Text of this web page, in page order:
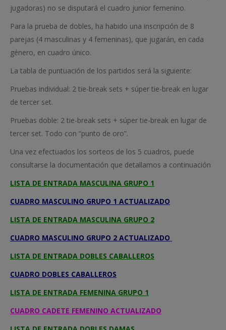
jugadoras) no se disputará el cuadro junior femenino.
Para la prueba de dobles, ha habido una inscripción de 8
parejas (4 masculinas y 4 femeninas), que jugarán, en cada
género, en cuadro único.
La tabla de puntuación de los partidos será la siguiente:
Pruebas individual: 2 tie-break sets + súper tie-break en lugar
de tercer set.
Pruebas doble: 2 tie-break sets + súper tie-break en lugar de
tercer set. Todo con “punto de oro”.
Una vez efectuados los sorteos de los 5 cuadros, puede
consultarse la documentación que detallamos a continuación
LISTA DE ENTRADA MASCULINA GRUPO 1
CUADRO MASCULINO GRUPO 1 ACTUALIZADO
LISTA DE ENTRADA MASCULINA GRUPO 2
CUADRO MASCULINO GRUPO 2 ACTUALIZADO
LISTA DE ENTRADA DOBLES CABALLEROS
CUADRO DOBLES CABALLEROS
LISTA DE ENTRADA FEMENINA GRUPO 1
CUADRO CADETE FEMENINO ACTUALIZADO